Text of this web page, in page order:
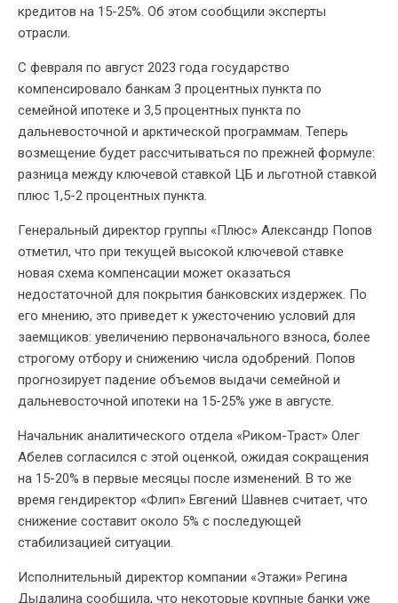
кредитов на 15-25%. Об этом сообщили эксперты
отрасли.
С февраля по август 2023 года государство
компенсировало банкам 3 процентных пункта по
семейной ипотеке и 3,5 процентных пункта по
дальневосточной и арктической программам. Теперь
возмещение будет рассчитываться по прежней формуле:
разница между ключевой ставкой ЦБ и льготной ставкой
плюс 1,5-2 процентных пункта.
Генеральный директор группы «Плюс» Александр Попов
отметил, что при текущей высокой ключевой ставке
новая схема компенсации может оказаться
недостаточной для покрытия банковских издержек. По
его мнению, это приведет к ужесточению условий для
заемщиков: увеличению первоначального взноса, более
строгому отбору и снижению числа одобрений. Попов
прогнозирует падение объемов выдачи семейной и
дальневосточной ипотеки на 15-25% уже в августе.
Начальник аналитического отдела «Риком-Траст» Олег
Абелев согласился с этой оценкой, ожидая сокращения
на 15-20% в первые месяцы после изменений. В то же
время гендиректор «Флип» Евгений Шавнев считает, что
снижение составит около 5% с последующей
стабилизацией ситуации.
Исполнительный директор компании «Этажи» Регина
Дыдалина сообщила, что некоторые крупные банки уже